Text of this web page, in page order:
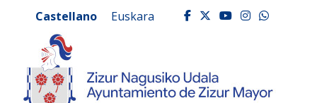
Ayuntamiento de
Castellano Euskara facebook
twitter
youtube